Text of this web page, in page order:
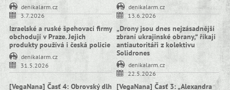
denikalarm.cz
3.7.2026
denikalarm.cz
13.6.2026
Izraelské a ruské špehovací firmy
obchodují v Praze. Jejich
produkty používá i česká policie
denikalarm.cz
31.5.2026
„Drony jsou dnes nejzásadnější
zbraní ukrajinské obrany,“ říkají
antiautoritáři z kolektivu
Solidrones
denikalarm.cz
22.5.2026
[VegaNana] Časť 4: Obrovský dlh [VegaNana] Časť 3: „Alexandra